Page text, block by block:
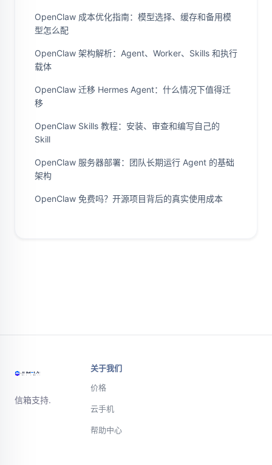
OpenClaw 成本优化指南：模型选择、缓存和备用模
型怎么配
OpenClaw 架构解析：Agent、Worker、Skills 和执行
载体
OpenClaw 迁移 Hermes Agent：什么情况下值得迁
移
OpenClaw Skills 教程：安装、审查和编写自己的
Skill
OpenClaw 服务器部署：团队长期运行 Agent 的基础
架构
OpenClaw 免费吗？开源项目背后的真实使用成本
信箱支持.
关于我们
价格
云手机
帮助中心